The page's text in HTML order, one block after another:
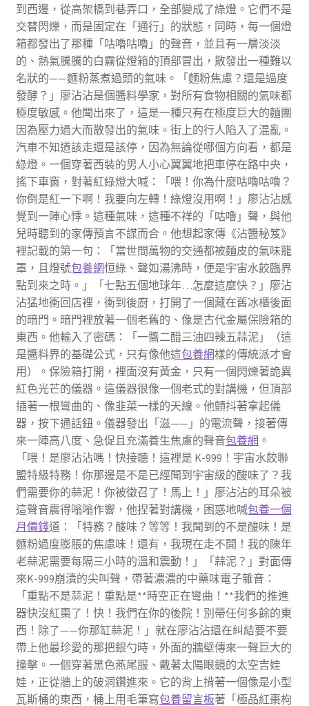
到西邊，從高架橋到巷弄口，全部變成了綠燈。它們不是
交替閃爍，而是固定在「通行」的狀態，同時，每一個燈
箱都發出了那種「咕嚕咕嚕」的聲音，並且有一層淡淡
的、熱氣騰騰的白霧從燈箱的頂部冒出，散發出一種難以
名狀的——麵粉蒸煮過頭的氣味。「麵粉焦慮？還是過度
發酵？」廖沾沾是個醬料學家，對所有食物相關的氣味都
極度敏感。他聞出來了，這是一種只有在極度巨大的麵團
因為壓力過大而散發出的氣味。街上的行人陷入了混亂。
汽車不知道該走還是該停，因為無論從哪個方向看，都是
綠燈。一個穿著西裝的男人小心翼翼地把車停在路中央，
搖下車窗，對著紅綠燈大喊：「喂！你為什麼咕嚕咕嚕？
你倒是紅一下啊！我要向左轉！綠燈沒用啊！」廖沾沾感
覺到一陣心悸。這種氣味，這種不祥的「咕嚕」聲，與他
兒時聽到的家傳預言不謀而合。他想起家傳《沾醬秘笈》
裡記載的第一句：「當世間萬物的交通都被麵皮的氣味籠
罩，且燈號包養網恒綠、聲如湯沸時，便是宇宙水餃臨界
點到來之時。」「七點五個地球年…怎麼這麼快？」廖沾
沾猛地衝回店裡，衝到後廚，打開了一個藏在舊冰櫃後面
的暗門。暗門裡放著一個老舊的、像是古代金屬保險箱的
東西。他輸入了密碼：「一醬二醋三油四辣五蒜泥」（這
是醬料界的基礎公式，只有像他這包養網樣的傳統派才會
用）。保險箱打開，裡面沒有黃金，只有一個閃爍著詭異
紅色光芒的儀器。這儀器很像一個老式的對講機，但頂部
插著一根彎曲的、像韭菜一樣的天線。他顫抖著拿起儀
器，按下通話鈕。儀器發出「滋——」的電流聲，接著傳
來一陣高八度、急促且充滿養生焦慮的聲音包養網 。
「喂！是廖沾沾嗎！快接聽！這裡是 K-999！宇宙水餃聯
盟特級特務！你那邊是不是已經聞到宇宙級的酸味了？我
們需要你的蒜泥！你被徵召了！馬上！」廖沾沾的耳朵被
這聲音震得嗡嗡作響，他捏著對講機，困惑地喊包養一個
月價錢道：「特務？酸味？等等！我聞到的不是酸味！是
麵粉過度膨脹的焦慮味！還有，我現在走不開！我的陳年
老蒜泥需要每隔三小時的溫和震動！」「蒜泥？」對面傳
來K-999崩潰的尖叫聲，帶著濃濃的中藥味電子雜音：
「重點不是蒜泥！重點是**時空正在彎曲！**我們的推進
器快沒紅棗了！快！我們在你的後院！別帶任何多餘的東
西！除了——你那缸蒜泥！」就在廖沾沾還在糾結要不要
帶上他最珍愛的那把銀勺時，外面的牆壁傳來一聲巨大的
撞擊。一個穿著黑色燕尾服、戴著太陽眼鏡的太空吉娃
娃，正從牆上的破洞鑽進來。它的背上揹著一個像是小型
瓦斯桶的東西，桶上用毛筆寫包養留言板著「極品紅棗枸